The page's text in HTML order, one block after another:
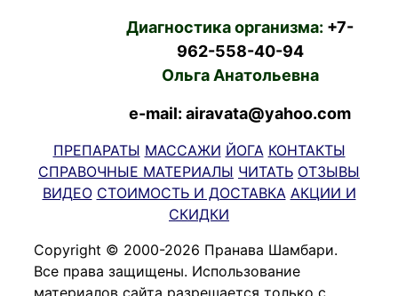
Диагностика организма: +7-
962-558-40-94
Ольга Анатольевна
e-mail: airavata@yahoo.com
ПРЕПАРАТЫ МАССАЖИ ЙОГА КОНТАКТЫ
СПРАВОЧНЫЕ МАТЕРИАЛЫ ЧИТАТЬ ОТЗЫВЫ
ВИДЕО СТОИМОСТЬ И ДОСТАВКА АКЦИИ И
СКИДКИ
Copyright © 2000-2026 Пранава Шамбари.
Все права защищены. Использование